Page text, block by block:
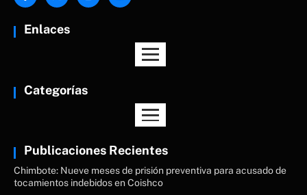
Enlaces
Categorías
Publicaciones Recientes
Chimbote: Nueve meses de prisión preventiva para acusado de
tocamientos indebidos en Coishco